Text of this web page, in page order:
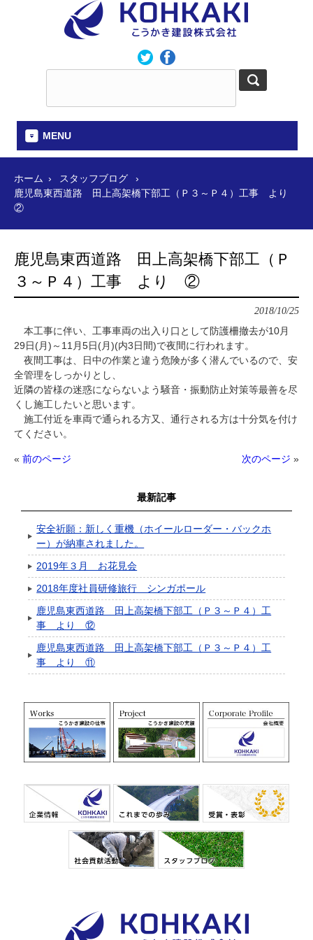
MENU
ホーム
スタッフブログ
鹿児島東西道路 田上高架橋下部工（Ｐ３～Ｐ４）工事 より
②
鹿児島東西道路 田上高架橋下部工（Ｐ
３～Ｐ４）工事 より ②
2018/10/25
本工事に伴い、工事車両の出入り口として防護柵撤去が10月
29日(月)～11月5日(月)(内3日間)で夜間に行われます。
夜間工事は、日中の作業と違う危険が多く潜んでいるので、安
全管理をしっかりとし、
近隣の皆様の迷惑にならないよう騒音・振動防止対策等最善を尽
くし施工したいと思います。
施工付近を車両で通られる方又、通行される方は十分気を付け
てください。
« 前のページ 次のページ »
最新記事
安全祈願：新しく重機（ホイールローダー・バックホ
ー）が納車されました。
2019年３月 お花見会
2018年度社員研修旅行 シンガポール
鹿児島東西道路 田上高架橋下部工（Ｐ３～Ｐ４）工
事 より ⑫
鹿児島東西道路 田上高架橋下部工（Ｐ３～Ｐ４）工
事 より ⑪